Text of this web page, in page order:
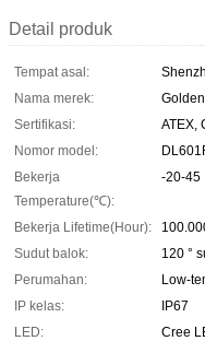
Detail produk
Tempat asal:
Nama merek:
Sertifikasi:
ATEX,
Nomor model:
Bekerja
Temperature(℃):
-20-45
Bekerja Lifetime(Hour):
Sudut balok:
120 °
Perumahan:
Low-
IP kelas:
IP67
LED:
Cree